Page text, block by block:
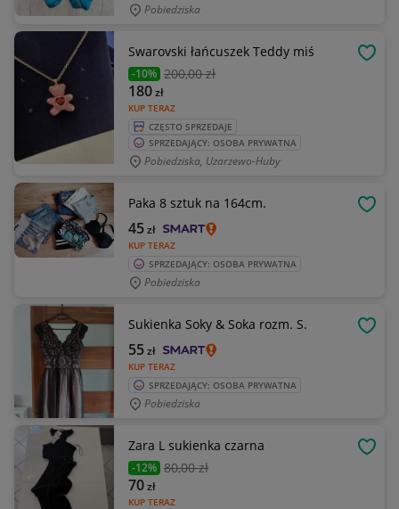
Pobiedziska
Swarovski łańcuszek Teddy miś
-10% 200,00 zł
KUP TERAZ
180zł
CZĘSTO SPRZEDAJE
SPRZEDAJĄCY: OSOBA PRYWATNA
Pobiedziska, Uzarzewo-Huby
Paka 8 sztuk na 164cm.
KUP TERAZ
45zł
SPRZEDAJĄCY: OSOBA PRYWATNA
Pobiedziska
Sukienka Soky & Soka rozm. S.
KUP TERAZ
55zł
SPRZEDAJĄCY: OSOBA PRYWATNA
Pobiedziska
Zara L sukienka czarna
-12% 80,00 zł
KUP TERAZ
70zł